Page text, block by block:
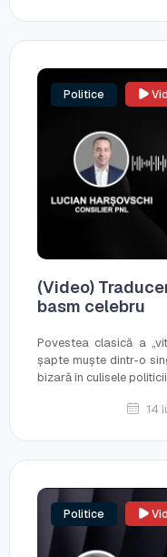
Politice
(Video)
basm celebru
Povestea clasică a
șapte muște dintr-o
bizară în culisele politicii
14
Politice